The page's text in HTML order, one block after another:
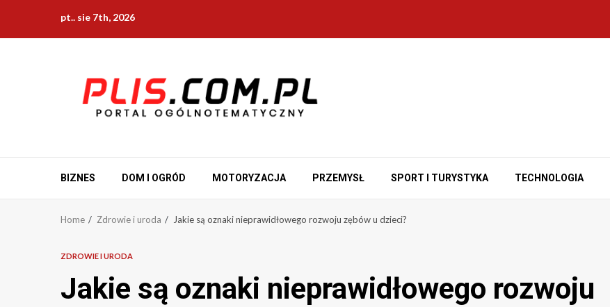
content
pt.. sie 7th, 2026
BIZNES DOM I OGRÓD MOTORYZACJA PRZEMYSŁ SPORT I TURYSTYKA TECHNOLOGIA
Home Zdrowie i uroda Jakie są oznaki nieprawidłowego rozwoju zębów u dzieci?
ZDROWIE I URODA
Jakie są oznaki nieprawidłowego rozwoju